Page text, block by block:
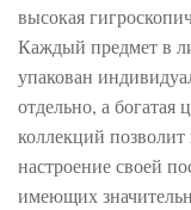
высокая
Каждый предмет в
упакован
отдельно, а богатая
коллекций позволит
настроение своей
имеющих